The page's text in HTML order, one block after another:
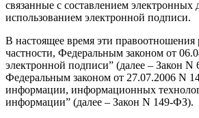
связанные с составлением электронных
использованием электронной подписи.
В настоящее время эти правоотношения
частности, Федеральным законом от
электронной подписи” (далее – Закон
Федеральным законом от 27.07.2006 N
информации, информационных
информации” (далее – Закон N 149-ФЗ).